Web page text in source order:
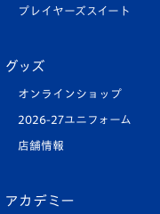
プレイヤーズスイート
グッズ
オンラインショップ
2026-27ユニフォーム
店舗情報
アカデミー